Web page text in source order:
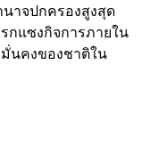
าจปกครองสูงสุด
กแซงกิจการภายใน
นคงของชาติใน